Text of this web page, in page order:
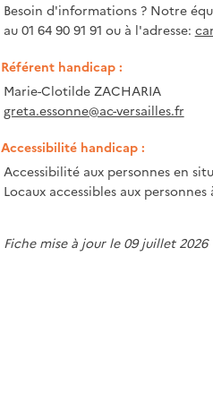
Besoin d'informations ? Notre
au 01 64 90 91 91 ou à l'adresse:
Référent handicap :
Marie-Clotilde ZACHARIA
greta.essonne@ac-versailles.fr
Accessibilité handicap :
Accessibilité aux personnes en
Locaux accessibles aux
Fiche mise à jour le 09 juillet 2026